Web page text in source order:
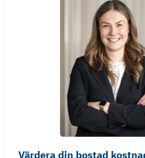
Värdera din bostad